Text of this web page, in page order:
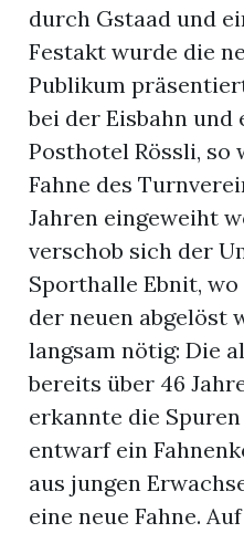
durch Gstaad und
Festakt wurde die
Publikum
bei der Eisbahn und
Posthotel Rössli, so
Fahne des
Jahren eingeweiht
verschob sich der
Sporthalle Ebnit, wo
der neuen abgelöst
langsam nötig: Die
bereits über 46
erkannte die
entwarf ein
aus jungen
eine neue Fahne.